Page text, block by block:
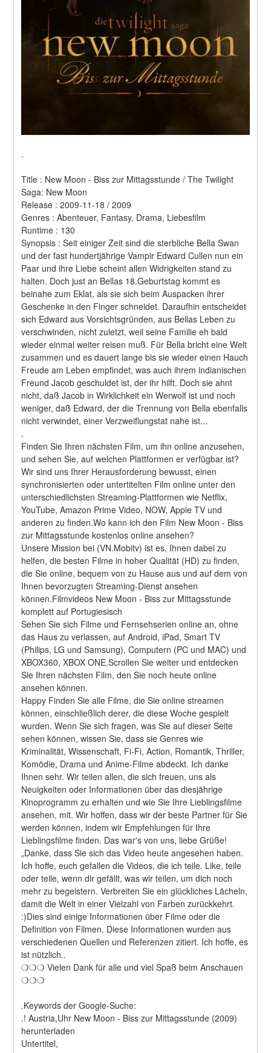
.
Title : New Moon - Biss zur Mittagsstunde / The Twilight
Saga: New Moon
Release : 2009-11-18 / 2009
Genres : Abenteuer, Fantasy, Drama, Liebesfilm
Runtime : 130
Synopsis : Seit einiger Zeit sind die sterbliche Bella Swan
und der fast hundertjährige Vampir Edward Cullen nun ein
Paar und ihre Liebe scheint allen Widrigkeiten stand zu
halten. Doch just an Bellas 18.Geburtstag kommt es
beinahe zum Eklat, als sie sich beim Auspacken ihrer
Geschenke in den Finger schneidet. Daraufhin entscheidet
sich Edward aus Vorsichtsgründen, aus Bellas Leben zu
verschwinden, nicht zuletzt, weil seine Familie eh bald
wieder einmal weiter reisen muß. Für Bella bricht eine Welt
zusammen und es dauert lange bis sie wieder einen Hauch
Freude am Leben empfindet, was auch ihrem indianischen
Freund Jacob geschuldet ist, der ihr hilft. Doch sie ahnt
nicht, daß Jacob in Wirklichkeit ein Werwolf ist und noch
weniger, daß Edward, der die Trennung von Bella ebenfalls
nicht verwindet, einer Verzweiflungstat nahe ist...
.
Finden Sie Ihren nächsten Film, um ihn online anzusehen,
und sehen Sie, auf welchen Plattformen er verfügbar ist?
Wir sind uns Ihrer Herausforderung bewusst, einen
synchronisierten oder untertitelten Film online unter den
unterschiedlichsten Streaming-Plattformen wie Netflix,
YouTube, Amazon Prime Video, NOW, Apple TV und
anderen zu finden.Wo kann ich den Film New Moon - Biss
zur Mittagsstunde kostenlos online ansehen?
Unsere Mission bei (VN.Mobitv) ist es, Ihnen dabei zu
helfen, die besten Filme in hoher Qualität (HD) zu finden,
die Sie online, bequem von zu Hause aus und auf dem von
Ihnen bevorzugten Streaming-Dienst ansehen
können.Filmvideos New Moon - Biss zur Mittagsstunde
komplett auf Portugiesisch
Sehen Sie sich Filme und Fernsehserien online an, ohne
das Haus zu verlassen, auf Android, iPad, Smart TV
(Philips, LG und Samsung), Computern (PC und MAC) und
XBOX360, XBOX ONE.Scrollen Sie weiter und entdecken
Sie Ihren nächsten Film, den Sie noch heute online
ansehen können.
Happy Finden Sie alle Filme, die Sie online streamen
können, einschließlich derer, die diese Woche gespielt
wurden. Wenn Sie sich fragen, was Sie auf dieser Seite
sehen können, wissen Sie, dass sie Genres wie
Kriminalität, Wissenschaft, Fi-Fi, Action, Romantik, Thriller,
Komödie, Drama und Anime-Filme abdeckt. Ich danke
Ihnen sehr. Wir teilen allen, die sich freuen, uns als
Neuigkeiten oder Informationen über das diesjährige
Kinoprogramm zu erhalten und wie Sie Ihre Lieblingsfilme
ansehen, mit. Wir hoffen, dass wir der beste Partner für Sie
werden können, indem wir Empfehlungen für Ihre
Lieblingsfilme finden. Das war's von uns, liebe Grüße!
„Danke, dass Sie sich das Video heute angesehen haben.
Ich hoffe, euch gefallen die Videos, die ich teile. Like, teile
oder teile, wenn dir gefällt, was wir teilen, um dich noch
mehr zu begeistern. Verbreiten Sie ein glückliches Lächeln,
damit die Welt in einer Vielzahl von Farben zurückkehrt.
:)Dies sind einige Informationen über Filme oder die
Definition von Filmen. Diese Informationen wurden aus
verschiedenen Quellen und Referenzen zitiert. Ich hoffe, es
ist nützlich..
❍❍❍ Vielen Dank für alle und viel Spaß beim Anschauen
❍❍❍
.Keywords der Google-Suche:
.! Austria,Uhr New Moon - Biss zur Mittagsstunde (2009)
herunterladen
Untertitel,